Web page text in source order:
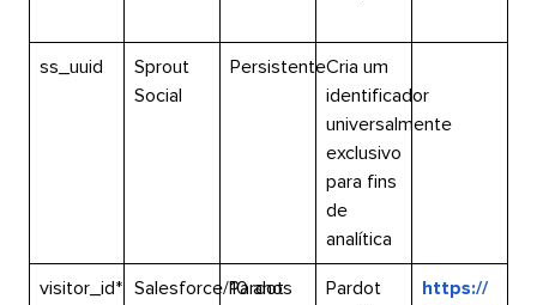
ss_uuid​​
Sprout
Social​​
Persistente​​ Cria um
identificador
universalmente
exclusivo
para fins
de
analítica​​
visitor_id*​​ Salesforce/Pardot​​
10 anos​​
Pardot
https://